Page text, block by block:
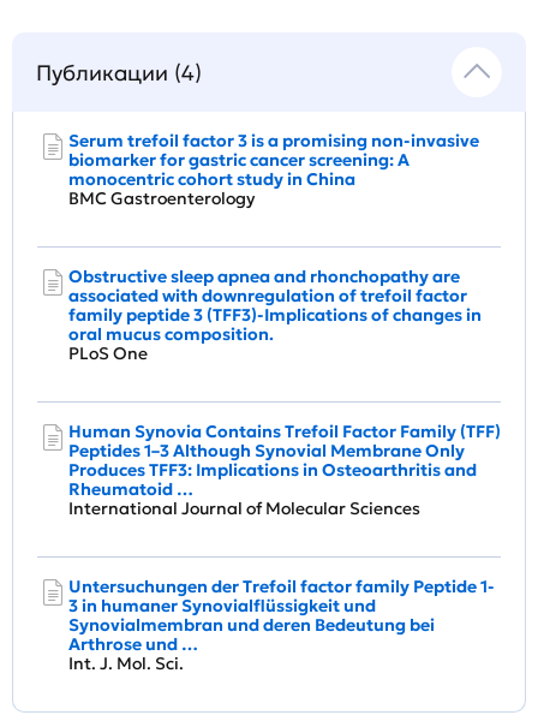
Публикации (4)
Serum trefoil factor 3 is a promising non-invasive
biomarker for gastric cancer screening: A
monocentric cohort study in China
BMC Gastroenterology
Obstructive sleep apnea and rhonchopathy are
associated with downregulation of trefoil factor
family peptide 3 (TFF3)-Implications of changes in
oral mucus composition.
PLoS One
Human Synovia Contains Trefoil Factor Family (TFF)
Peptides 1–3 Although Synovial Membrane Only
Produces TFF3: Implications in Osteoarthritis and
Rheumatoid …
International Journal of Molecular Sciences
Untersuchungen der Trefoil factor family Peptide 1-
3 in humaner Synovialflüssigkeit und
Synovialmembran und deren Bedeutung bei
Arthrose und …
Int. J. Mol. Sci.